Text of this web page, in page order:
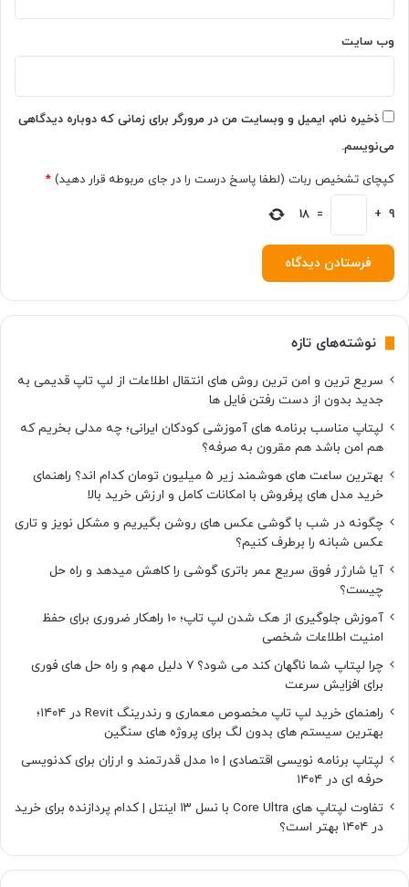
وب‌ سایت
ذخیره نام، ایمیل و وبسایت من در مرورگر برای زمانی که دوباره دیدگاهی
می‌نویسم.
کپچای تشخیص ربات (لطفا پاسخ درست را در جای مربوطه قرار دهید) *
9
+
=
18
نوشته‌های تازه
سریع ترین و امن ترین روش های انتقال اطلاعات از لپ تاپ قدیمی به
جدید بدون از دست رفتن فایل ها
لپتاپ مناسب برنامه های آموزشی کودکان ایرانی؛ چه مدلی بخریم که
هم امن باشد هم مقرون به صرفه؟
بهترین ساعت های هوشمند زیر ۵ میلیون تومان کدام اند؟ راهنمای
خرید مدل های پرفروش با امکانات کامل و ارزش خرید بالا
چگونه در شب با گوشی عکس های روشن بگیریم و مشکل نویز و تاری
عکس شبانه را برطرف کنیم؟
آیا شارژر فوق سریع عمر باتری گوشی را کاهش میدهد و راه حل
چیست؟
آموزش جلوگیری از هک شدن لپ تاپ؛ 10 راهکار ضروری برای حفظ
امنیت اطلاعات شخصی
چرا لپتاپ شما ناگهان کند می شود؟ ۷ دلیل مهم و راه حل های فوری
برای افزایش سرعت
راهنمای خرید لپ تاپ مخصوص معماری و رندرینگ Revit در ۱۴۰۴؛
بهترین سیستم های بدون لگ برای پروژه های سنگین
لپتاپ برنامه نویسی اقتصادی | ۱۰ مدل قدرتمند و ارزان برای کدنویسی
حرفه ای در ۱۴۰۴
تفاوت لپتاپ های Core Ultra با نسل ۱۳ اینتل | کدام پردازنده برای خرید
در ۱۴۰۴ بهتر است؟